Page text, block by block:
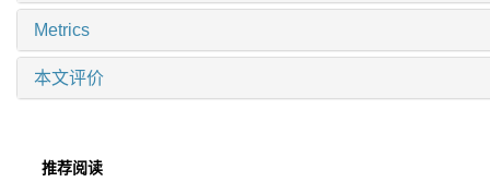
Metrics
本文评价
推荐阅读